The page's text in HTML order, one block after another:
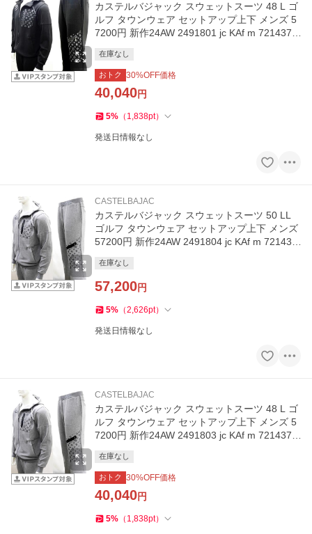
カステルバジャック スウェットスーツ 48 L ゴ
ルフ タウンウェア セットアップ上下 メンズ 5
7200円 新作24AW 2491801 jc KAf m 7214379
在庫なし
おトク 30%OFF価格
40,040円
5% （ 1,838pt）
発送日情報なし
CASTELBAJAC
カステルバジャック スウェットスーツ 50 LL
ゴルフ タウンウェア セットアップ上下 メンズ
57200円 新作24AW 2491804 jc KAf m 721437
在庫なし
57,200円
5% （2,626pt）
発送日情報なし
CASTELBAJAC
カステルバジャック スウェットスーツ 48 L ゴ
ルフ タウンウェア セットアップ上下 メンズ 5
7200円 新作24AW 2491803 jc KAf m 7214379
在庫なし
おトク 30%OFF価格
40,040円
5% （ 1,838pt）